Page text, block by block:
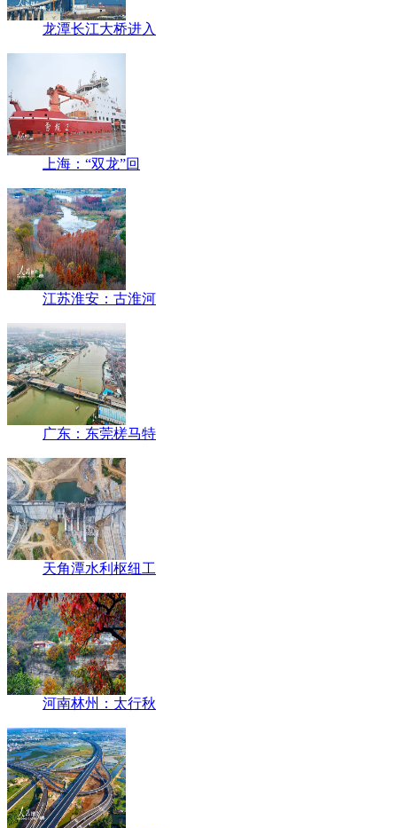
龙潭长江大桥进入
上海：“双龙”回
江苏淮安：古淮河
广东：东莞槎马特
天角潭水利枢纽工
河南林州：太行秋